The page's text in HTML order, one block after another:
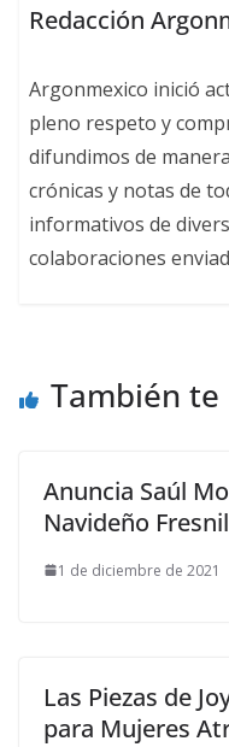
Redacción
Argonmexico inició
pleno respeto y
difundimos de
crónicas y notas de
informativos de
colaboraciones
También
Anuncia Saúl
Navideño
1 de diciembre de 2021
Las Piezas de
para Mujeres